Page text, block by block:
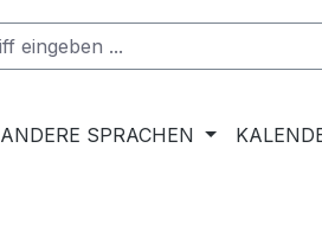
ANDERE SPRACHEN